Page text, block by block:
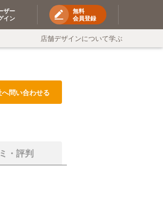
ザー
イン
無料
会員登録
店舗デザインについて学ぶ
問い合わせる
・評判